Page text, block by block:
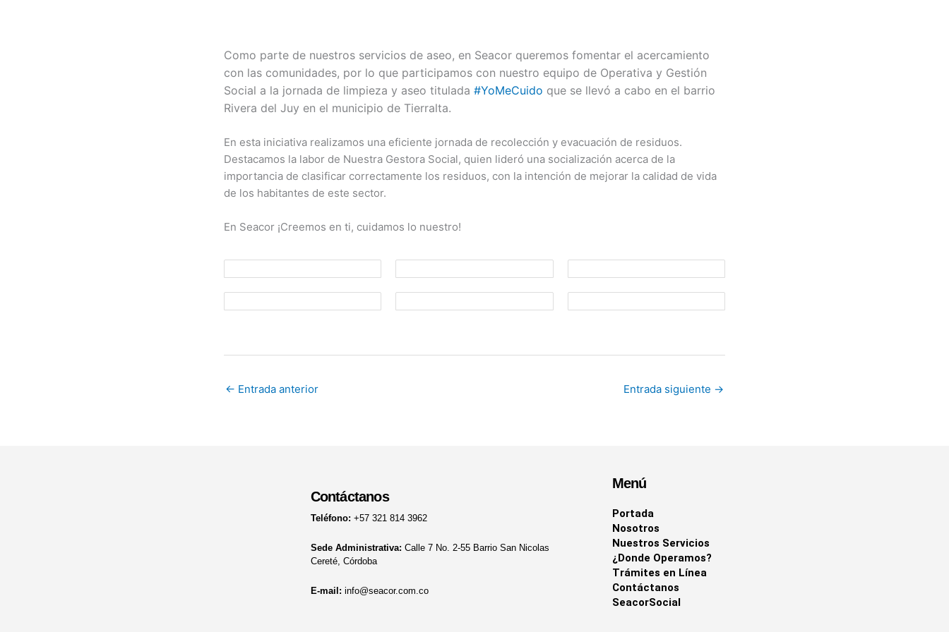
Como parte de nuestros servicios de aseo, en Seacor queremos fomentar el acercamiento
con las comunidades, por lo que participamos con nuestro equipo de Operativa y Gestión
Social a la jornada de limpieza y aseo titulada #YoMeCuido que se llevó a cabo en el barrio
Rivera del Juy en el municipio de Tierralta.
En esta iniciativa realizamos una eficiente jornada de recolección y evacuación de residuos.
Destacamos la labor de Nuestra Gestora Social, quien lideró una socialización acerca de la
importancia de clasificar correctamente los residuos, con la intención de mejorar la calidad de vida
de los habitantes de este sector.
En Seacor ¡Creemos en ti, cuidamos lo nuestro!
← Entrada anterior Entrada siguiente →
Contáctanos
Teléfono: +57 321 814 3962
Sede Administrativa: Calle 7 No. 2-55 Barrio San Nicolas
Cereté, Córdoba
E-mail: info@seacor.com.co
Menú
Portada
Nosotros
Nuestros Servicios
¿Donde Operamos?
Trámites en Línea
Contáctanos
SeacorSocial